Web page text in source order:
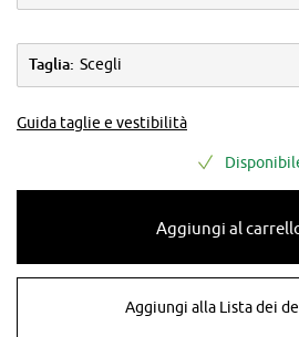
Taglia: Scegli
Guida taglie e vestibilità
Aggiungi al
Aggiungi alla Lista dei